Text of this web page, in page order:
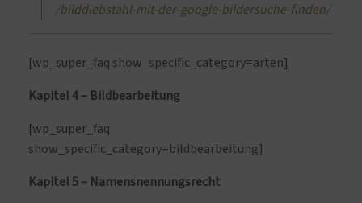
/bilddiebstahl-mit-der-google-bildersuche-finden/
[wp_super_faq show_specific_category=arten]
Kapitel 4 – Bildbearbeitung
[wp_super_faq
show_specific_category=bildbearbeitung]
Kapitel 5 – Namensnennungsrecht